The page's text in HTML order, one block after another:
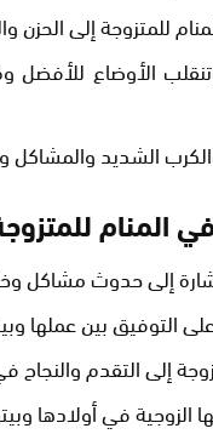
للمتزوجة إلى الحزن
الأوضاع
الشديد والمشاكل
إلى حدوث مشاكل
بين عملها
إلى التقدم
الزوجية في أولادها